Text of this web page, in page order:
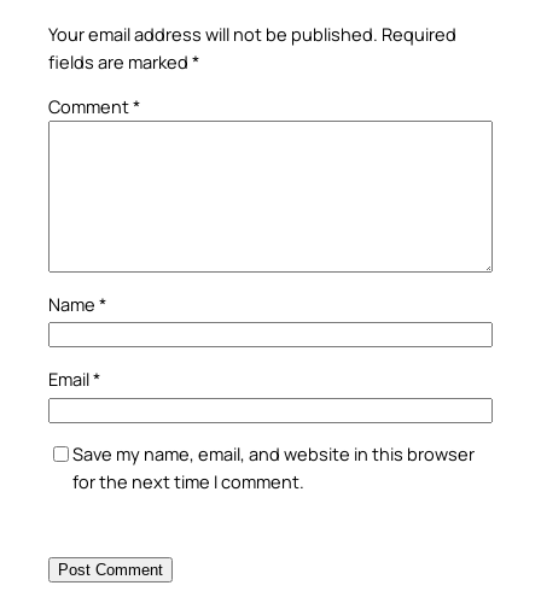
Your email address will not be published. Required
fields are marked *
Comment*
Name *
Email*
Save my name, email, and website in this browser
for the next time I comment.